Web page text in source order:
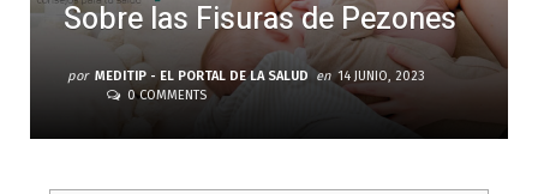
Sobre las Fisuras de Pezones
por MEDITIP - EL PORTAL DE LA SALUD en 14 JUNIO, 2023
0 COMMENTS